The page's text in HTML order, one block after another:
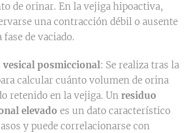
de orinar. En la vejiga hipoactiva,
una contracción débil o ausente
de vaciado.
vesical posmiccional: Se realiza tras la
calcular cuánto volumen de orina
retenido en la vejiga. Un residuo
elevado es un dato característico
y puede correlacionarse con